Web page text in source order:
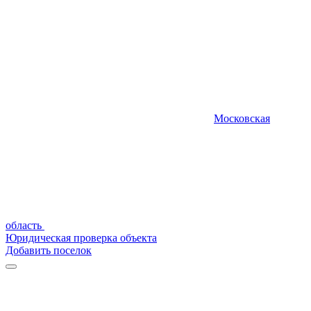
Московская
область
Юридическая проверка объекта
Добавить поселок